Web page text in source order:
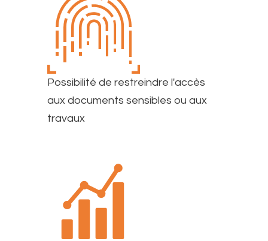
Possibilité de restreindre l'accès
aux documents sensibles ou aux
travaux